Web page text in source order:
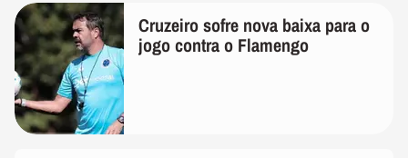
Cruzeiro sofre nova baixa para o
jogo contra o Flamengo